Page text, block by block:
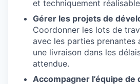
et techniquement
Gérer les projets de
Coordonner les lots de
avec les parties prenantes
une livraison dans les
attendue.
Accompagner l’équipe